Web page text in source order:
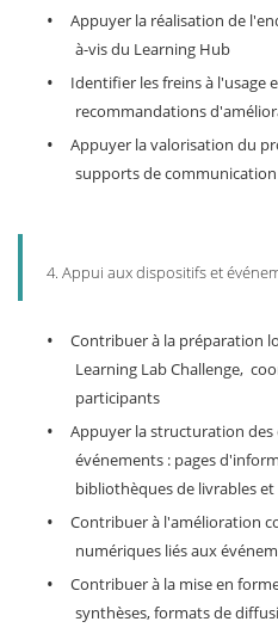
•
Appuyer la réalisation de
à-vis du Learning Hub
•
Identifier les freins à l'usage
recommandations
•
Appuyer la valorisation du
supports de communication
4. Appui aux dispositifs et
•
Contribuer à la préparation
Learning Lab Challenge,
participants
•
Appuyer la structuration des
événements : pages
bibliothèques de livrables et
•
Contribuer à l'amélioration
numériques liés aux
•
Contribuer à la mise en
synthèses, formats de